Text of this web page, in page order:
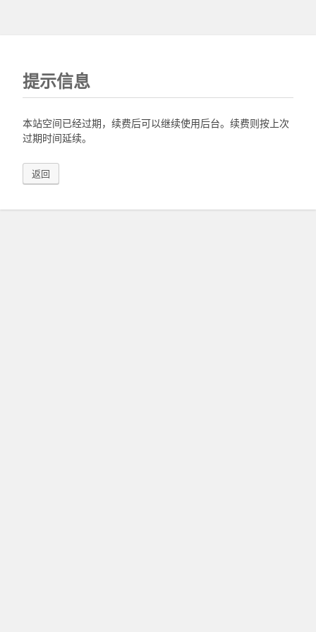
提示信息
本站空间已经过期，续费后可以继续使用后台。续费则按上次
过期时间延续。
返回